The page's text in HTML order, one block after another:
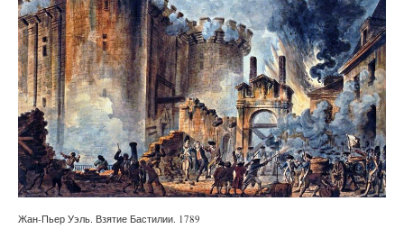
Жан-Пьер Уэль. Взятие Бастилии. 1789